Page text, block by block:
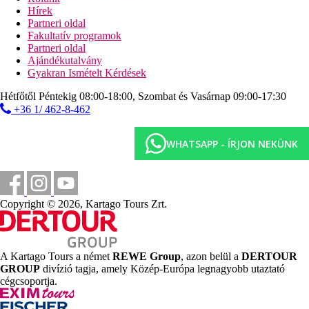
Távolságok
12 km
Távolság a legközelebbi repülőtértől
20 km
Golfpálya
Tengerparti nyaralás
Képgaléria
Hírek
Partneri oldal
Fakultatív programok
Partneri oldal
Ajándékutalvány
Gyakran Ismételt Kérdések
Hétfőtől Péntekig 08:00-18:00, Szombat és Vasárnap 09:00-17:30
+36 1/ 462-8-462
WHATSAPP - ÍRJON NEKÜNK
Copyright © 2026, Kartago Tours Zrt.
A Kartago Tours a német REWE Group, azon belül a DERTOUR
GROUP divízió tagja, amely Közép-Európa legnagyobb utaztató
cégcsoportja.